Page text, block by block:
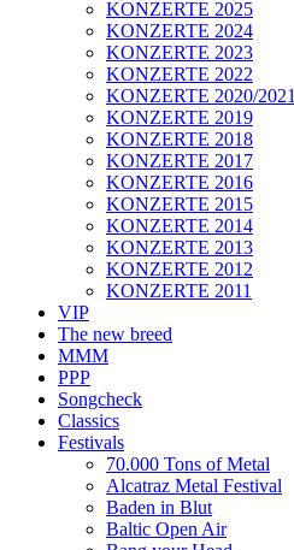
KONZERTE 2025
KONZERTE 2024
KONZERTE 2023
KONZERTE 2022
KONZERTE 2020/2021
KONZERTE 2019
KONZERTE 2018
KONZERTE 2017
KONZERTE 2016
KONZERTE 2015
KONZERTE 2014
KONZERTE 2013
KONZERTE 2012
KONZERTE 2011
VIP
The new breed
MMM
PPP
Songcheck
Classics
Festivals
70.000 Tons of Metal
Alcatraz Metal Festival
Baden in Blut
Baltic Open Air